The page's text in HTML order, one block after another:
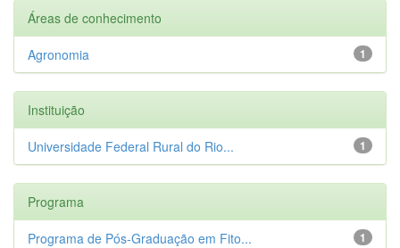
Áreas de conhecimento
1
Agronomia
Instituição
1
Universidade Federal Rural do Rio...
Programa
1
Programa de Pós-Graduação em Fito...